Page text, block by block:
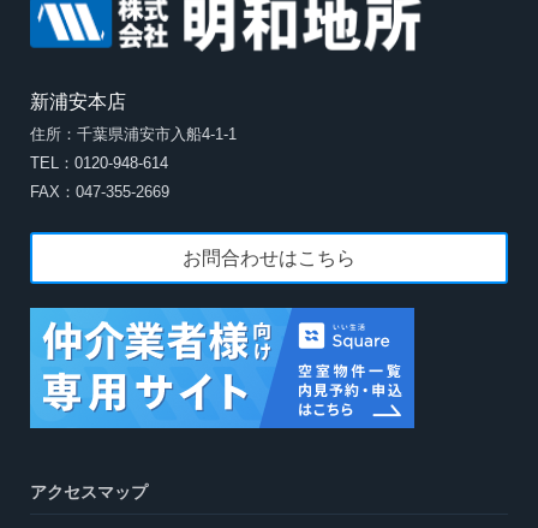
新浦安本店
住所：千葉県浦安市入船4-1-1
TEL：0120-948-614
FAX：047-355-2669
お問合わせはこちら
アクセスマップ